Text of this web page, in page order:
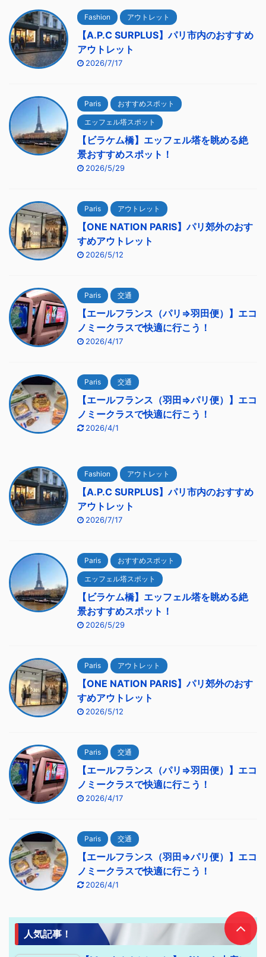
Fashion アウトレット
【A.P.C SURPLUS】パリ市内のおすすめ
アウトレット
2026/7/17
Paris おすすめスポット
エッフェル塔スポット
【ビラケム橋】エッフェル塔を眺める絶
景おすすめスポット！
2026/5/29
Paris アウトレット
【ONE NATION PARIS】パリ郊外のおす
すめアウトレット
2026/5/12
Paris 交通
【エールフランス（パリ⇒羽田便）】エコ
ノミークラスで快適に行こう！
2026/4/17
Paris 交通
【エールフランス（羽田⇒パリ便）】エコ
ノミークラスで快適に行こう！
2026/4/1
Fashion アウトレット
【A.P.C SURPLUS】パリ市内のおすすめ
アウトレット
2026/7/17
Paris おすすめスポット
エッフェル塔スポット
【ビラケム橋】エッフェル塔を眺める絶
景おすすめスポット！
2026/5/29
Paris アウトレット
【ONE NATION PARIS】パリ郊外のおす
すめアウトレット
2026/5/12
Paris 交通
【エールフランス（パリ⇒羽田便）】エコ
ノミークラスで快適に行こう！
2026/4/17
Paris 交通
【エールフランス（羽田⇒パリ便）】エコ
ノミークラスで快適に行こう！
2026/4/1
人気記事！